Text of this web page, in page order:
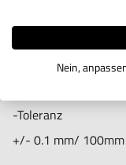
- Mit VSC-4
-Toleranz
+/- 0.1 mm/ 100mm
Nein,